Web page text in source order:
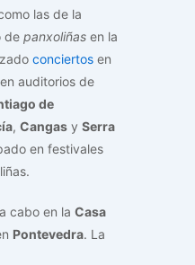
las de la
de panxoliñas en la
conciertos en
auditorios de
de
, Cangas y Serra
en festivales
cabo en la Casa
Pontevedra. La